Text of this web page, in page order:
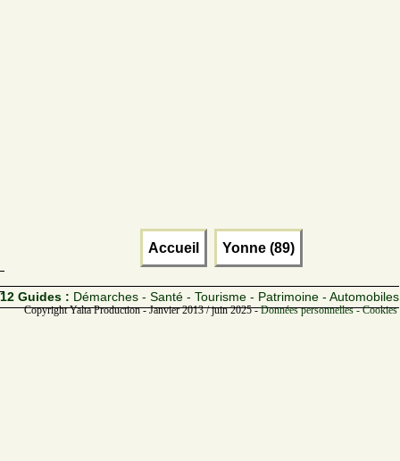
Accueil Yonne (89)
12 Guides : Démarches - Santé - Tourisme - Patrimoine - Automobiles
Copyright Yalta Production - Janvier 2013 / juin 2025 -Données personnelles -